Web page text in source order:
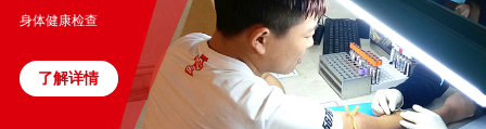
身体健康检查
了解详情